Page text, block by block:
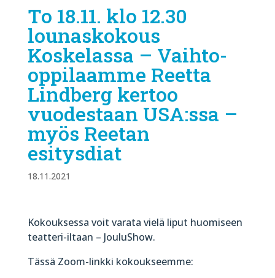
To 18.11. klo 12.30
lounaskokous
Koskelassa – Vaihto-
oppilaamme Reetta
Lindberg kertoo
vuodestaan USA:ssa –
myös Reetan
esitysdiat
18.11.2021
Kokouksessa voit varata vielä liput huomiseen
teatteri-iltaan – JouluShow.
Tässä Zoom-linkki kokoukseemme: